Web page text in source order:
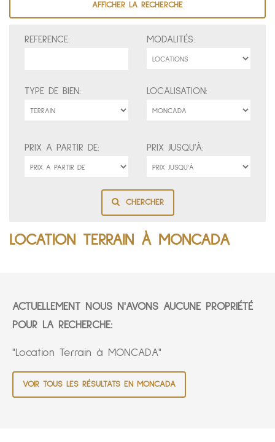
AFFICHER LA RECHERCHE
REFERENCE: MODALITÉS:
TYPE DE BIEN: LOCALISATION:
PRIX A PARTIR DE: PRIX JUSQU'À:
CHERCHER
LOCATION TERRAIN À MONCADA
ACTUELLEMENT NOUS N'AVONS AUCUNE PROPRIÉTÉ
POUR LA RECHERCHE:
"Location Terrain à MONCADA"
VOIR TOUS LES RÉSULTATS EN MONCADA